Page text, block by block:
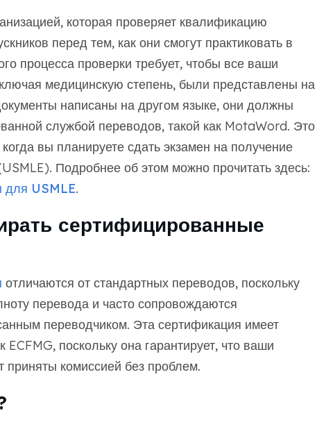
которая проверяет квалификацию
перед тем, как они смогут практиковать в
процесса проверки требует, чтобы все ваши
медицинскую степень, были представлены на
написаны на другом языке, они должны
службой переводов, такой как MotaWord. Это
вы планируете сдать экзамен на получение
Подробнее об этом можно прочитать здесь:
для USMLE.
сертифицированные
отличаются от стандартных переводов, поскольку
перевода и часто сопровождаются
переводчиком. Эта сертификация имеет
поскольку она гарантирует, что ваши
комиссией без проблем.